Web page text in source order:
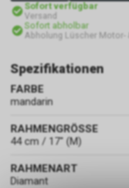
Sofort verfügbar
Versand
Sofort abholbar
Abholung Lüscher Motor-
Spezifikationen
FARBE
mandarin
RAHMENGRÖSSE
44 cm / 17" (M)
RAHMENART
Diamant